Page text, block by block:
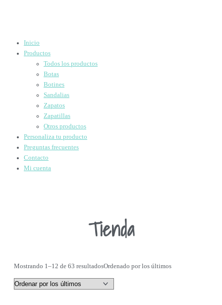
Inicio
Productos
Todos los productos
Botas
Botines
Sandalias
Zapatos
Zapatillas
Otros productos
Personaliza tu producto
Preguntas frecuentes
Contacto
Mi cuenta
Tienda
Mostrando 1–12 de 63 resultadosOrdenado por los últimos